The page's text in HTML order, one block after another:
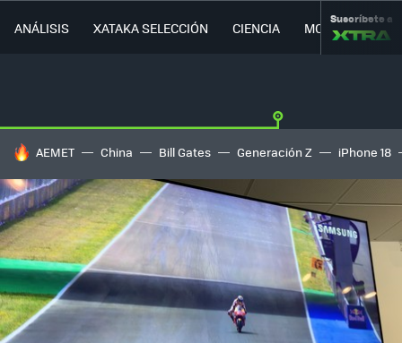
ANÁLISIS XATAKA SELECCIÓN CIENCIA MOVILIDAD
Suscríbete a
HOY SE HABLA DE
AEMET China Bill Gates Generación Z iPhone 18